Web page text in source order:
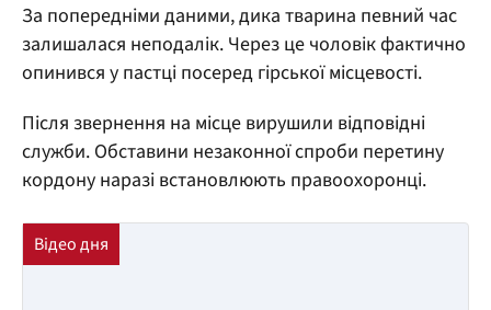
За попередніми даними, дика тварина певний час
залишалася неподалік. Через це чоловік фактично
опинився у пастці посеред гірської місцевості.
Після звернення на місце вирушили відповідні
служби. Обставини незаконної спроби перетину
кордону наразі встановлюють правоохоронці.